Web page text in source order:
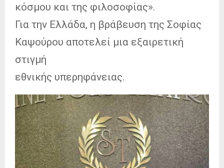
κόσμου και της φιλοσοφίας».
Για την Ελλάδα, η βράβευση της Σοφίας
Καψούρου αποτελεί μια εξαιρετική
στιγμή
εθνικής υπερηφάνειας.